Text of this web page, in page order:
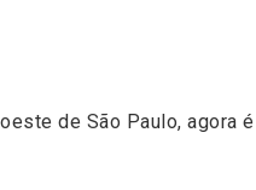
de São Paulo, agora